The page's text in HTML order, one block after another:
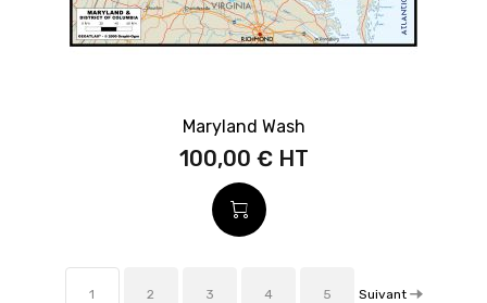
Maryland Wash
100,00 €
1 2 3 4 5 Suivant